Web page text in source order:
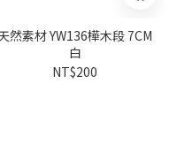
然素材 YW136樺木段 7CM
白
NT$200